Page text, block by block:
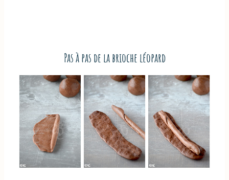
Pas à pas de la brioche léopard